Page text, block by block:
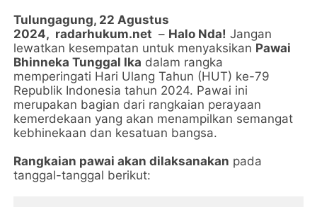
Tulungagung, 22 Agustus
2024, radarhukum.net – Halo Nda! Jangan
lewatkan kesempatan untuk menyaksikan Pawai
Bhinneka Tunggal Ika dalam rangka
memperingati Hari Ulang Tahun (HUT) ke-79
Republik Indonesia tahun 2024. Pawai ini
merupakan bagian dari rangkaian perayaan
kemerdekaan yang akan menampilkan semangat
kebhinekaan dan kesatuan bangsa.
Rangkaian pawai akan dilaksanakan pada
tanggal-tanggal berikut: